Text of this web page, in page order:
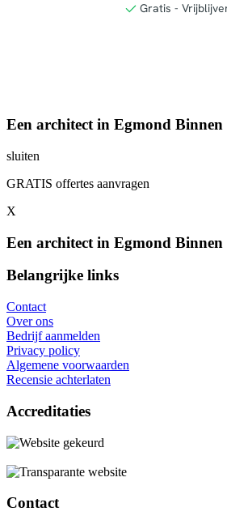
Een architect in Egmond
sluiten
GRATIS offertes aanvragen
X
Een architect in Egmond Binnen
Belangrijke links
Contact
Over ons
Bedrijf aanmelden
Privacy policy
Algemene voorwaarden
Recensie achterlaten
Accreditaties
Contact